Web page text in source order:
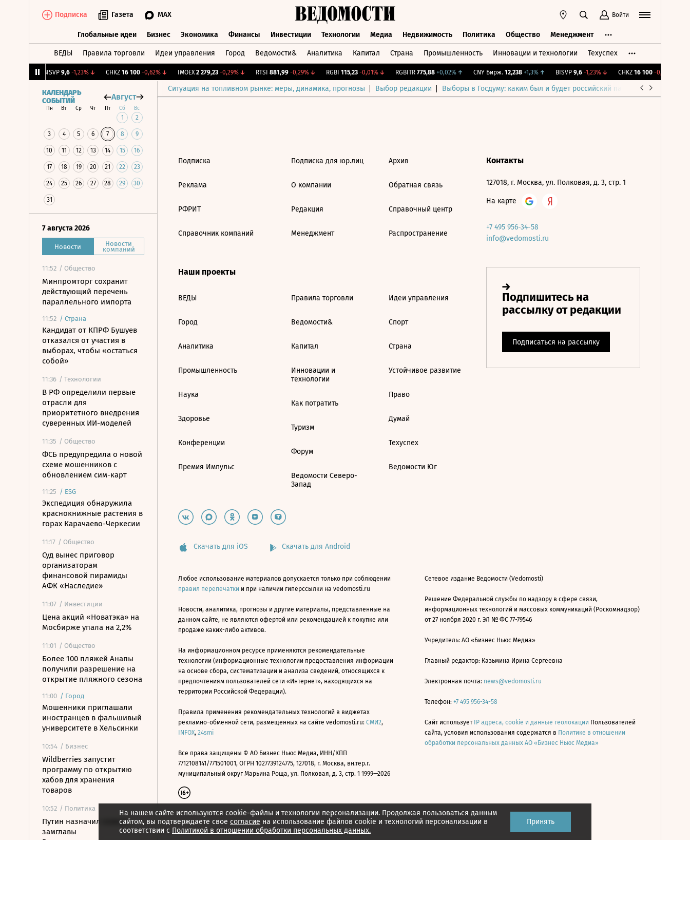
Подписка Газета MAX Войти
Глобальные идеи Бизнес Экономика Финансы Инвестиции Технологии Медиа Недвижимость Политика Общество Менеджмент
ВЕДЫ Правила торговли Идеи управления Город Ведомости& Аналитика Капитал Страна Промышленность Инновации и технологии Техуспех
BISVP 9,6 -1,23%↓ CHKZ 16 100 -0,62%↓ IMOEX 2 279,23 -0,29%↓ RTSI 881,99 -0,29%↓ RGBI 115,23 -0,01%↓ RGBITR 775,88 +0,02%↑ CNY Бирж. 12,238 +1,3%↑ BISVP 9,6 -1,23%↓ CHKZ 16 100 -0,62%
Ситуация на топливном рынке: меры, динамика, прогнозы Выбор редакции Выборы в Госдуму: каким был и будет российский парламент
КАЛЕНДАРЬ
СОБЫТИЙ
Август
Пн Вт Ср Чт Пт Сб Вс
1 2
3 4 5 6 7 8 9
10 11 12 13 14 15 16
17 18 19 20 21 22 23
24 25 26 27 28 29 30
31
7 августа 2026
Новости Новости
компаний
11:52 / Общество
Минпромторг сохранит
действующий перечень
параллельного импорта
11:52 / Страна
Кандидат от КПРФ Бушуев
отказался от участия в
выборах, чтобы «остаться
собой»
11:36 / Технологии
В РФ определили первые
отрасли для
приоритетного внедрения
суверенных ИИ-моделей
11:35 / Общество
ФСБ предупредила о новой
схеме мошенников с
обновлением сим-карт
11:25 / ESG
Экспедиция обнаружила
краснокнижные растения в
горах Карачаево-Черкесии
11:17 / Общество
Суд вынес приговор
организаторам
финансовой пирамиды
АФК «Наследие»
11:07 / Инвестиции
Цена акций «Новатэка» на
Мосбирже упала на 2,2%
11:01 / Общество
Более 100 пляжей Анапы
получили разрешение на
открытие пляжного сезона
11:00 / Город
Мошенники приглашали
иностранцев в фальшивый
университете в Хельсинки
10:54 / Бизнес
Wildberries запустит
программу по открытию
хабов для хранения
товаров
10:52 / Политика
Путин назначил нового
замглавы
Россотрудничества
На нашем сайте используются cookie-файлы и технологии персонализации. Продолжая пользоваться данным
сайтом, вы подтверждаете свое согласие на использование файлов cookie и технологий персонализации в
соответствии с Политикой в отношении обработки персональных данных.
Принять
Подписка
Реклама
РФРИТ
Справочник компаний
Подписка для юр.лиц
О компании
Редакция
Менеджмент
Архив
Обратная связь
Справочный центр
Распространение
Наши проекты
ВЕДЫ
Город
Аналитика
Промышленность
Наука
Здоровье
Конференции
Премия Импульс
Правила торговли
Ведомости&
Капитал
Инновации и
технологии
Как потратить
Туризм
Форум
Ведомости Северо-
Запад
Идеи управления
Спорт
Страна
Устойчивое развитие
Право
Думай
Техуспех
Ведомости Юг
Контакты
127018, г. Москва, ул. Полковая, д. 3, стр. 1
На карте
+7 495 956-34-58
info@vedomosti.ru
Скачать для iOS Скачать для Android
Любое использование материалов допускается только при соблюдении
правил перепечатки и при наличии гиперссылки на vedomosti.ru
Новости, аналитика, прогнозы и другие материалы, представленные на
данном сайте, не являются офертой или рекомендацией к покупке или
продаже каких-либо активов.
На информационном ресурсе применяются рекомендательные
технологии (информационные технологии предоставления информации
на основе сбора, систематизации и анализа сведений, относящихся к
предпочтениям пользователей сети «Интернет», находящихся на
территории Российской Федерации).
Правила применения рекомендательных технологий в виджетах
рекламно-обменной сети, размещенных на сайте vedomosti.ru: СМИ2,
INFOX, 24smi
Все права защищены © АО Бизнес Ньюс Медиа, ИНН/КПП
7712108141/771501001, ОГРН 1027739124775, 127018, г. Москва, вн.тер.г.
муниципальный округ Марьина Роща, ул. Полковая, д. 3, стр. 1 1999—2026
Сетевое издание Ведомости (Vedomosti)
Решение Федеральной службы по надзору в сфере связи,
информационных технологий и массовых коммуникаций (Роскомнадзор)
от 27 ноября 2020 г. ЭЛ № ФС 77-79546
Учредитель: АО «Бизнес Ньюс Медиа»
Главный редактор: Казьмина Ирина Сергеевна
Электронная почта: news@vedomosti.ru
Телефон: +7 495 956-34-58
Сайт использует IP адреса, cookie и данные геолокации Пользователей
сайта, условия использования содержатся в Политике в отношении
обработки персональных данных АО «Бизнес Ньюс Медиа»